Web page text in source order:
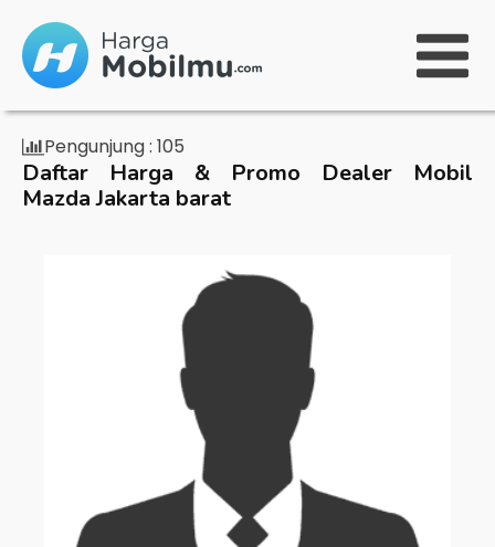
Pengunjung : 105
Daftar Harga & Promo Dealer Mobil
Mazda Jakarta barat